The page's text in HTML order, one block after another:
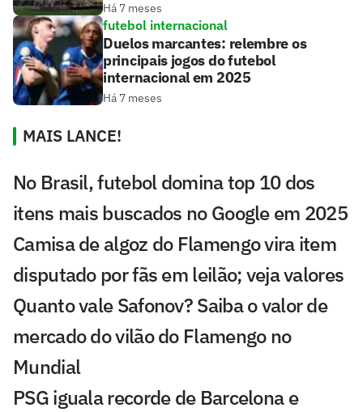
Há 7 meses
futebol internacional
Duelos marcantes: relembre os
principais jogos do futebol
internacional em 2025
Há 7 meses
MAIS LANCE!
No Brasil, futebol domina top 10 dos
itens mais buscados no Google em 2025
Camisa de algoz do Flamengo vira item
disputado por fãs em leilão; veja valores
Quanto vale Safonov? Saiba o valor de
mercado do vilão do Flamengo no
Mundial
PSG iguala recorde de Barcelona e